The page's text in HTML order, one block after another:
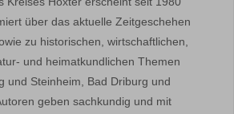
über das aktuelle Zeitgeschehen
zu historischen, wirtschaftlichen,
und heimatkundlichen Themen
und Steinheim, Bad Driburg und
geben sachkundig und mit